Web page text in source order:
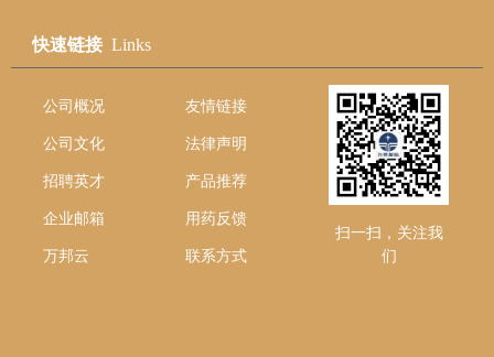
快速链接 Links
扫一扫，关注我
们
公司概况
公司文化
招聘英才
企业邮箱
万邦云
友情链接
法律声明
产品推荐
用药反馈
联系方式